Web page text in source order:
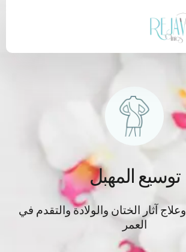
توسيع المهبل
آثار الختان والولادة والتقدم في
العمر